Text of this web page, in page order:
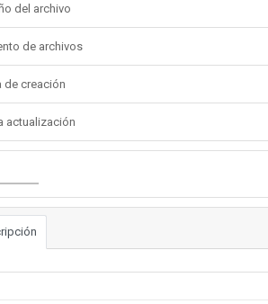
del archivo
de archivos
de creación
actualización